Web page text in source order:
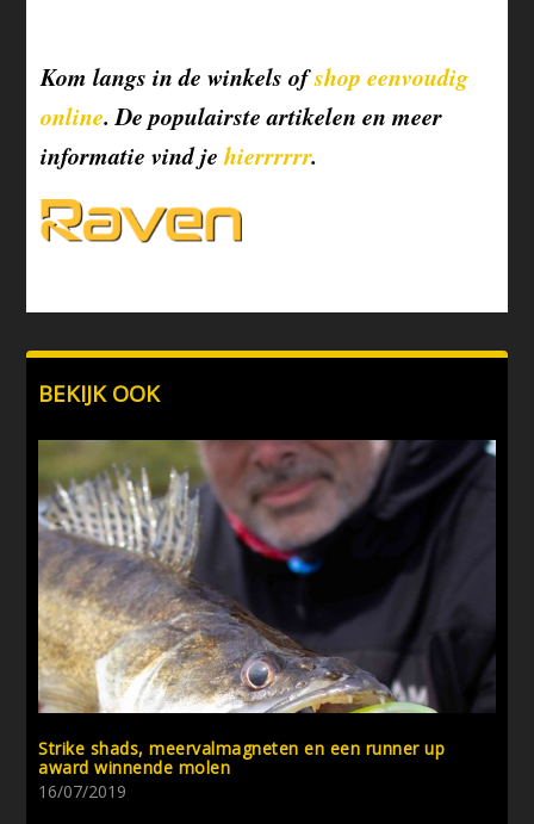
Kom langs in de winkels ofshop eenvoudig
online. De populairste artikelen en meer
informatie vind jehierrrrrr.
BEKIJK OOK
Strike shads, meervalmagneten en een runner up
award winnende molen
16/07/2019